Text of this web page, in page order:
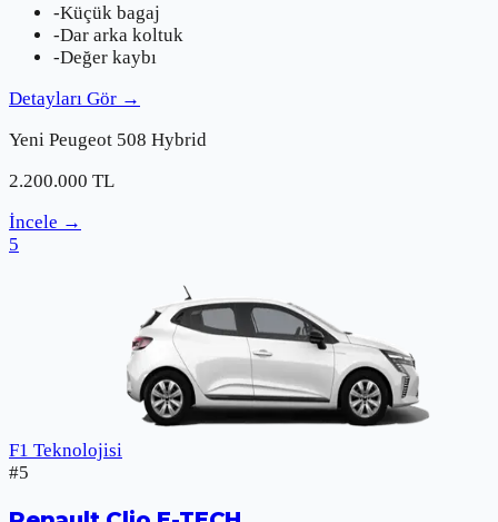
-Küçük bagaj
-Dar arka koltuk
-Değer kaybı
Detayları Gör →
Yeni Peugeot 508 Hybrid
2.200.000 TL
İncele →
5
F1 Teknolojisi
#5